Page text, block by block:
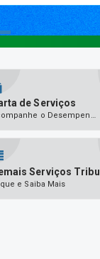
de Serviços
Acompanhe o Desempenho da Entidade
e Saiba Mais